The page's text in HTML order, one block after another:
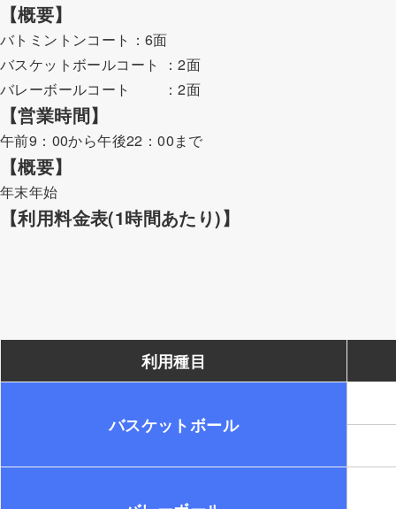
【概要】
バトミントンコート：6面
バスケットボールコート ：2面
バレーボールコート ：2面
【営業時間】
午前9：00から午後22：00まで
【概要】
年末年始
【利用料金表(1時間あたり)】
利用種目
バスケットボール